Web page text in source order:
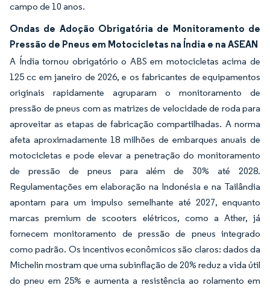
campo de 10 anos.
Ondas de Adoção Obrigatória de Monitoramento de
Pressão de Pneus em Motocicletas na Índia e na ASEAN
A Índia tornou obrigatório o ABS em motocicletas acima de
125 cc em janeiro de 2026, e os fabricantes de equipamentos
originais rapidamente agruparam o monitoramento de
pressão de pneus com as matrizes de velocidade de roda para
aproveitar as etapas de fabricação compartilhadas. A norma
afeta aproximadamente 18 milhões de embarques anuais de
motocicletas e pode elevar a penetração do monitoramento
de pressão de pneus para além de 30% até 2028.
Regulamentações em elaboração na Indonésia e na Tailândia
apontam para um impulso semelhante até 2027, enquanto
marcas premium de scooters elétricos, como a Ather, já
fornecem monitoramento de pressão de pneus integrado
como padrão. Os incentivos econômicos são claros: dados da
Michelin mostram que uma subinflação de 20% reduz a vida útil
do pneu em 25% e aumenta a resistência ao rolamento em